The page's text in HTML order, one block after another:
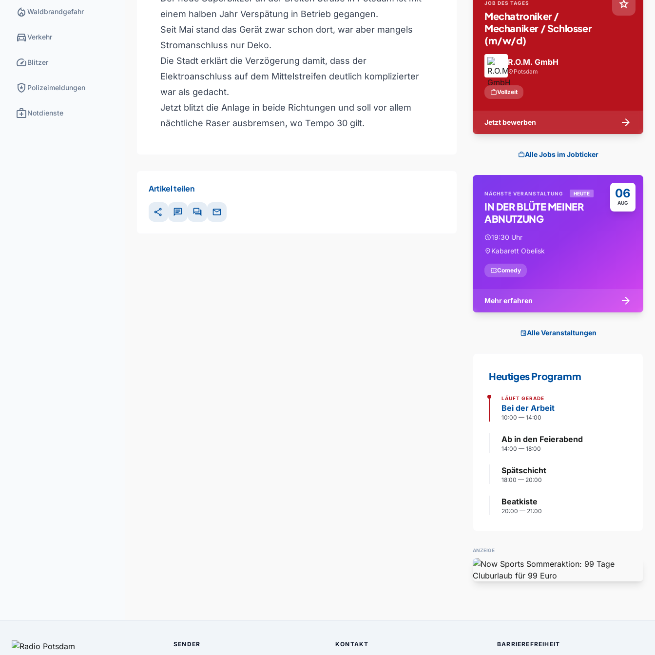
local_fire_department Waldbrandgefahr
directions_carVerkehr
speedBlitzer
local_police Polizeimeldungen
medical_servicesNotdienste
einem halben Jahr Verspätung in Betrieb gegangen.
Seit Mai stand das Gerät zwar schon dort, war aber mangels
Stromanschluss nur Deko.
Die Stadt erklärt die Verzögerung damit, dass der
Elektroanschluss auf dem Mittelstreifen deutlich komplizierter
war als gedacht.
Jetzt blitzt die Anlage in beide Richtungen und soll vor allem
nächtliche Raser ausbremsen, wo Tempo 30 gilt.
Artikel teilen
share chat forum mail
star
JOB DES TAGES
Mechatroniker /
Mechaniker / Schlosser
(m/w/d)
R.O.M. GmbH
location_on Potsdam
workVollzeit
Jetzt bewerben arrow_forward
workAlle Jobs im Jobticker
06
AUG
NÄCHSTE VERANSTALTUNG HEUTE
IN DER BLÜTE MEINER
ABNUTZUNG
schedule19:30 Uhr
location_onKabarett Obelisk
confirmation_numberComedy
Mehr erfahren arrow_forward
eventAlle Veranstaltungen
Heutiges Programm
LÄUFT GERADE
Bei der Arbeit
10:00 — 14:00
Ab in den Feierabend
14:00 — 18:00
Spätschicht
18:00 — 20:00
Beatkiste
20:00 — 21:00
ANZEIGE
SENDER KONTAKT BARRIEREFREIHEIT